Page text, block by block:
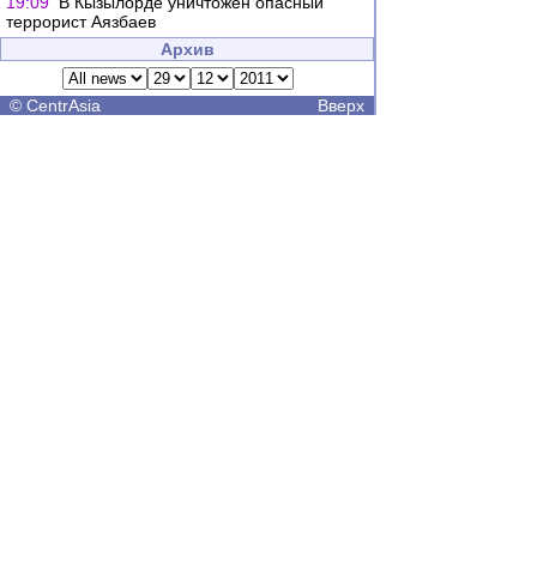
террорист Аязбаев
Архив
© CentrAsia Вверх